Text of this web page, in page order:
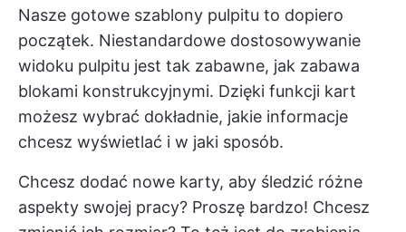
Nasze gotowe szablony pulpitu to dopiero
początek. Niestandardowe dostosowywanie
widoku pulpitu jest tak zabawne, jak zabawa
blokami konstrukcyjnymi. Dzięki funkcji kart
możesz wybrać dokładnie, jakie informacje
chcesz wyświetlać i w jaki sposób.
Chcesz dodać nowe karty, aby śledzić różne
aspekty swojej pracy? Proszę bardzo! Chcesz